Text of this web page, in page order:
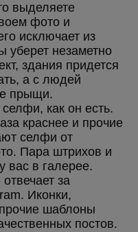
выделяете
фото и
исключает из
уберет незаметно
здания придется
а с людей
прыщи.
как он есть.
краснее и прочие
селфи от
Пара штрихов и
вас в галерее.
за
Иконки,
шаблоны
постов.